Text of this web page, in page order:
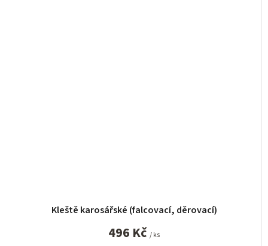
Kleště karosářské (falcovací, děrovací)
496 Kč / ks